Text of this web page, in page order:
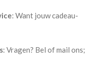
: Want jouw cadeau-
: Vragen? Bel of mail ons;